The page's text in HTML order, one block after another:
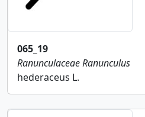
065_19
RanunculaceaeRanunculus
hederaceus L.